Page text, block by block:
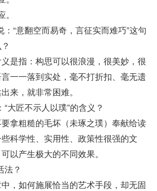
“意翻空而易奇，言征实而难巧”这句
指：构思可以很浪漫，很美妙，很
一一落到实处，毫不打折扣、毫无遗
来，就非常困难。
匠不示人以璞”的含义？
粗糙的毛坏（未琢之璞）奉献给读
科学性、实用性、 政策性很强的文
以产生极大的不同效果。
？
如何施展恰当的艺术手段，却无固